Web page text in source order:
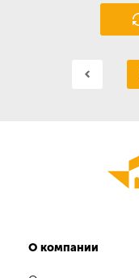
О компании